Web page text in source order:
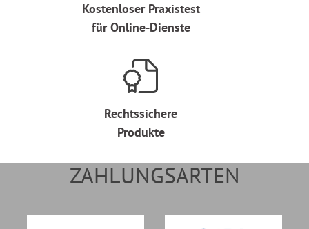
Kostenloser Praxistest
für Online-Dienste
Rechtssichere
Produkte
ZAHLUNGSARTEN